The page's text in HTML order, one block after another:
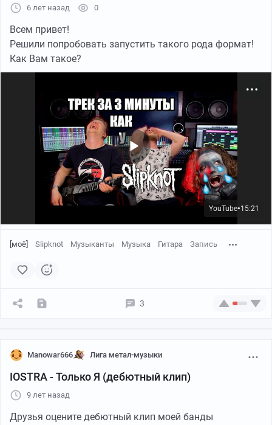
6 лет назад 0
Всем привет!
Решили попробовать запустить такого рода формат!
Как Вам такое?
YouTube● 15:21
[моё] Slipknot Музыканты Музыка Гитара Запись
3
Manowar666 Лига метал-музыки
IOSTRA - Только Я (дебютный клип)
9 лет назад
Друзья оцените дебютный клип моей банды